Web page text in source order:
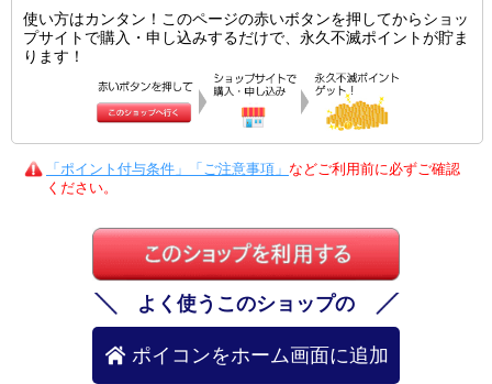
使い方はカンタン！このページの赤いボタンを押してからショッ
プサイトで購入・申し込みするだけで、永久不滅ポイントが貯ま
ります！
「ポイント付与条件」「ご注意事項」 などご利用前に必ずご確認
ください。
よく使うこのショップの
ポイコンをホーム画面に追加